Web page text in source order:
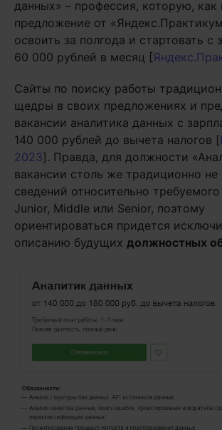
данных» – профессия, которую, как
предложение от
освоить за полгода и стартовать с
60 000 рублей в месяц [
Сайты по поиску работы
щедры в своих предложениях и
вакансии аналитика данных с
140 000 рублей до вычета налогов [
2023]. Правда, для должности
вакансии столь же традиционно не
сведений относительно
Junior, Middle или Senior, поэтому
ориентироваться придется
описанию будущих должностных